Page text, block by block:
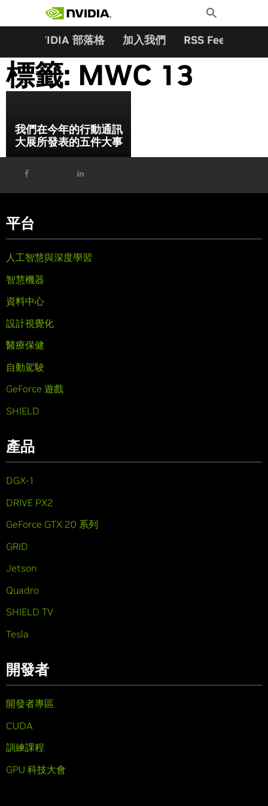
Toggle
Search
NVIDIA 部落格 加入我們 RSS Feeds
標籤: MWC 13
我們在今年的行動通訊
大展所發表的五件大事
平台
人工智慧與深度學習
智慧機器
資料中心
設計視覺化
醫療保健
自動駕駛
GeForce 遊戲
SHIELD
產品
DGX-1
DRIVE PX2
GeForce GTX 20 系列
GRID
Jetson
Quadro
SHIELD TV
Tesla
開發者
開發者專區
CUDA
訓練課程
GPU 科技大會